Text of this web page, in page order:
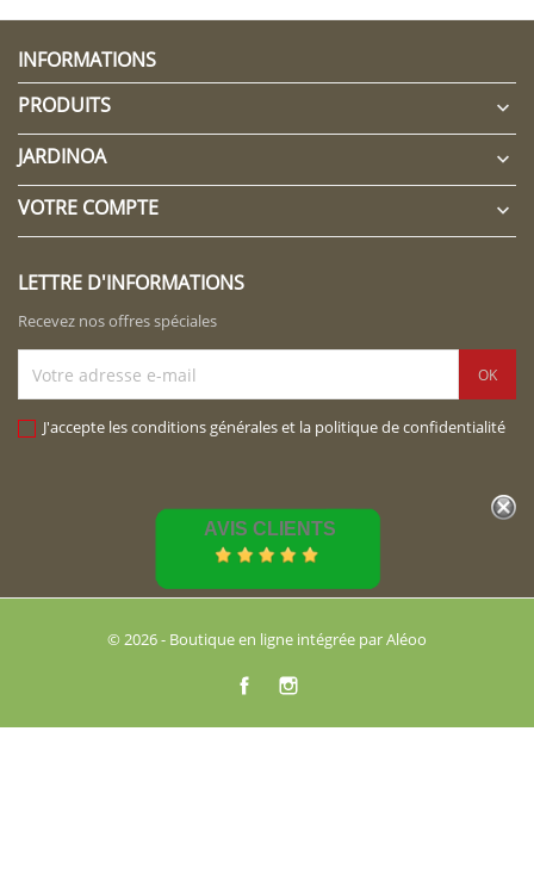
INFORMATIONS
PRODUITS

JARDINOA 
VOTRE COMPTE 
LETTRE D'INFORMATIONS
Recevez nos offres spéciales
J'accepte les conditions générales et la politique de confidentialité
AVIS CLIENTS
© 2026 - Boutique en ligne intégrée par Aléoo
Facebook